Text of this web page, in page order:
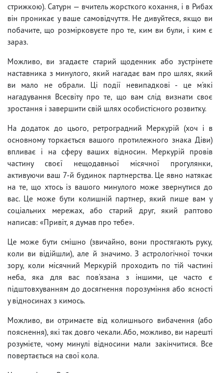
стрижкою). Сатурн — вчитель жорсткого кохання, і в Рибах
він проникає у ваше самовідчуття. Не дивуйтеся, якщо ви
побачите, що розмірковуєте про те, ким ви були, і ким є
зараз.
Можливо, ви згадаєте старий щоденник або зустрінете
наставника з минулого, який нагадає вам про шлях, який
ви мало не обрали. Ці події невипадкові - це м'які
нагадування Всесвіту про те, що вам слід визнати своє
зростання і завершити свій шлях особистісного розвитку.
На додаток до цього, ретроградний Меркурій (хоч і в
основному торкається вашого протилежного знака Діви)
впливає і на сферу ваших відносин. Меркурій провів
частину своєї нещодавньої місячної прогулянки,
активуючи ваш 7-й будинок партнерства. Це явно натякає
на те, що хтось із вашого минулого може звернутися до
вас. Це може бути колишній партнер, який пише вам у
соціальних мережах, або старий друг, який раптово
написав: «Привіт, я думав про тебе».
Це може бути смішно (звичайно, вони простягають руку,
коли ви відійшли), але й значимо. З астрологічної точки
зору, коли місячний Меркурій проходить по тій частині
неба, яка для вас пов'язана з іншими, це часто є
підштовхуванням до досягнення порозуміння або ясності
у відносинах з кимось.
Можливо, ви отримаєте від колишнього вибачення (або
пояснення), які так довго чекали. Або, можливо, ви нарешті
розумієте, чому минулі відносини мали закінчитися. Все
повертається на свої кола.